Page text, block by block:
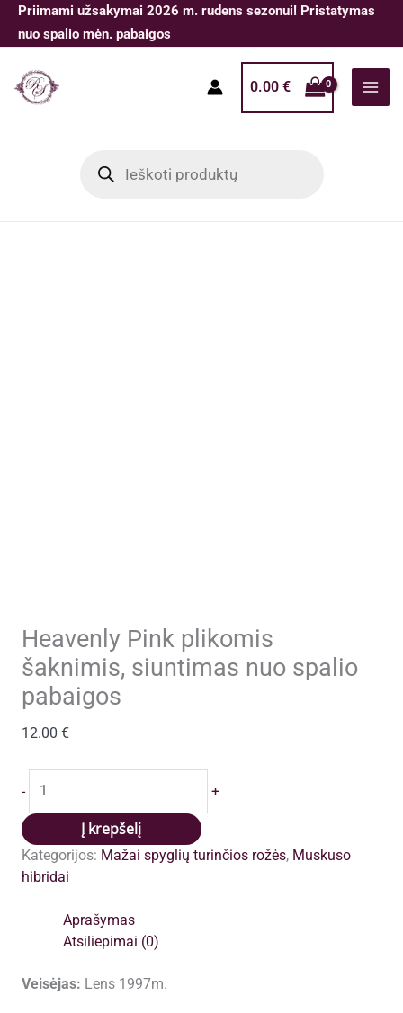
Pereiti
prie
Priimami užsakymai 2026 m. rudens sezonui! Pristatymas
nuo spalio mėn. pabaigos
0.00 €
search
Heavenly Pink plikomis
šaknimis, siuntimas nuo spalio
pabaigos
12.00 €
-
kiekis:
Heavenly
Pink
plikomis
šaknimis,
spalio
+
Į krepšelį
Kategorijos: Mažai spyglių turinčios rožės, Muskuso
hibridai
Aprašymas
Atsiliepimai (0)
Veisėjas: Lens 1997m.